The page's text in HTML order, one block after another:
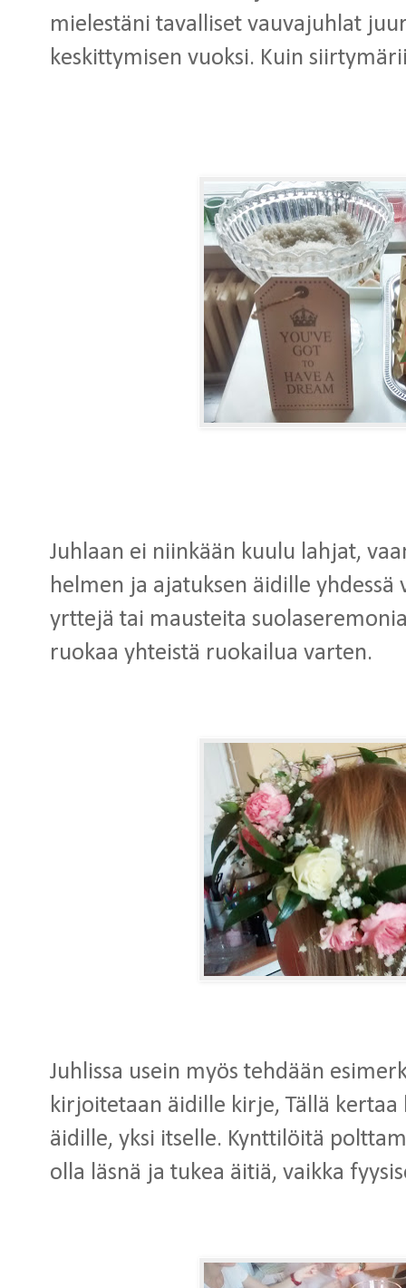
mielestäni tavalliset vauvajuhlat
keskittymisen vuoksi. Kuin
Juhlaan ei niinkään kuulu lahjat,
helmen ja ajatuksen äidille
yrttejä tai mausteita
ruokaa yhteistä ruokailua varten.
Juhlissa usein myös tehdään
kirjoitetaan äidille kirje, Tällä
äidille, yksi itselle. Kynttilöitä
olla läsnä ja tukea äitiä, vaikka